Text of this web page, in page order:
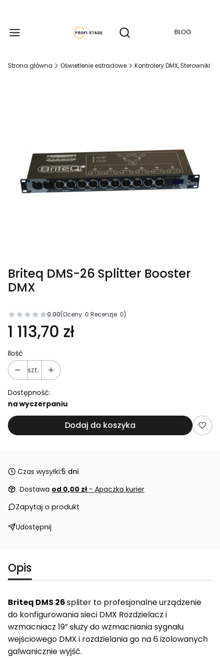
Otwórz wyszukiwarkę
Produkty w
Strona główna Oświetlenie estradowe Kontrolery DMX, Sterowniki
Briteq DMS-26 Splitter Booster
DMX
0.00(Oceny: 0 Recenzje: 0)
Cena
1 113,70 zł
Ilość
szt.
Dostępność:
na wyczerpaniu
Dodaj do koszyka
Czas wysyłki:5 dni
Dostawa od 0,00 zł - Apaczka kurier
Zapytaj o produkt
Udostępnij
Opis
Briteq DMS 26spliter to profesjonalne urządzenie
do konfigurowania sieci DMX Rozdzielacz i
wzmacniacz 19” służy do wzmacniania sygnału
wejściowego DMX i rozdzielania go na 6 izolowanych
galwanicznie wyjść.